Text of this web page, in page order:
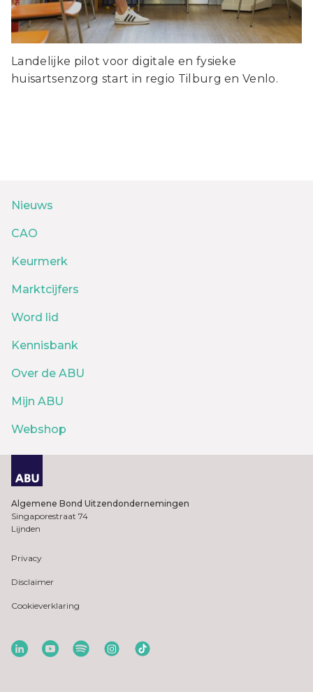
Landelijke pilot voor digitale en fysieke
huisartsenzorg start in regio Tilburg en Venlo.
Nieuws
CAO
Keurmerk
Marktcijfers
Word lid
Kennisbank
Over de ABU
Mijn ABU
Webshop
Algemene Bond Uitzendondernemingen
Singaporestraat 74
Lijnden
Privacy
Disclaimer
Cookieverklaring